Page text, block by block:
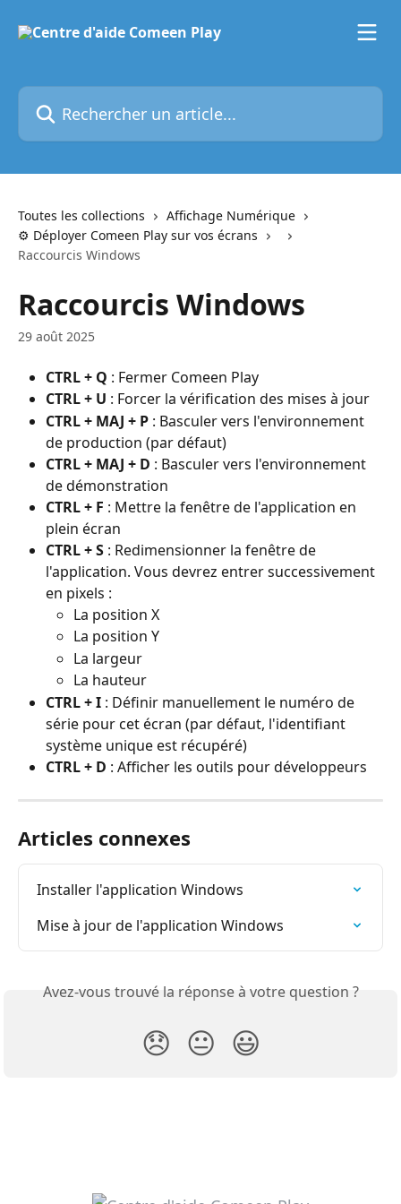
Rechercher un article...
Toutes les collections
Affichage Numérique
⚙️ Déployer Comeen Play sur vos écrans
Raccourcis Windows
Raccourcis Windows
29 août 2025
CTRL + Q : Fermer Comeen Play
CTRL + U : Forcer la vérification des mises à jour
CTRL + MAJ + P : Basculer vers l'environnement
de production (par défaut)
CTRL + MAJ + D : Basculer vers l'environnement
de démonstration
CTRL + F : Mettre la fenêtre de l'application en
plein écran
CTRL + S : Redimensionner la fenêtre de
l'application. Vous devrez entrer successivement
en pixels :
La position X
La position Y
La largeur
La hauteur
CTRL + I : Définir manuellement le numéro de
série pour cet écran (par défaut, l'identifiant
système unique est récupéré)
CTRL + D : Afficher les outils pour développeurs
Articles connexes
Installer l'application Windows
Mise à jour de l'application Windows
Avez-vous trouvé la réponse à votre question ?
😞 😐 😃